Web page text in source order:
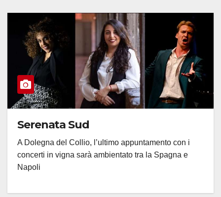
Serenata Sud
A Dolegna del Collio, l’ultimo appuntamento con i
concerti in vigna sarà ambientato tra la Spagna e
Napoli